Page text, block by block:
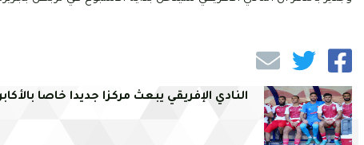
النادي الإفريقي يبعث مركزا جديدا خاصا